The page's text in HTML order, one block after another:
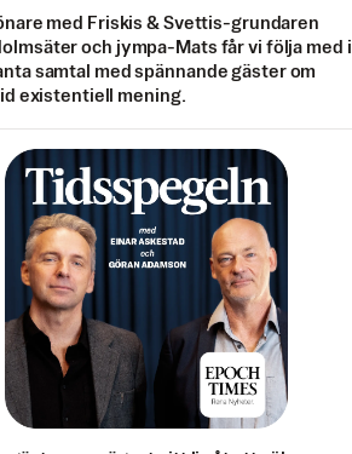
med Friskis & Svettis-grundaren
och jympa-Mats får vi följa med i
samtal med spännande gäster om
existentiell mening.